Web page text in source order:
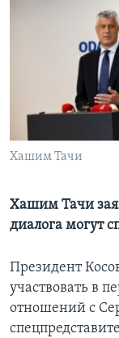
Learning English
СОЦИАЛЬНЫЕ СЕТИ
Языки
Хашим Тачи
Хашим Тачи
диалога могут
Президент
участвовать в
отношений с